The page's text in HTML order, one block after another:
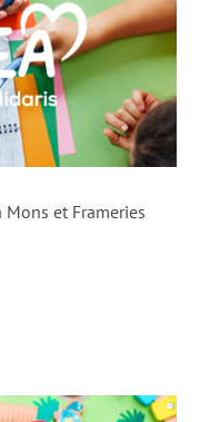
et Frameries